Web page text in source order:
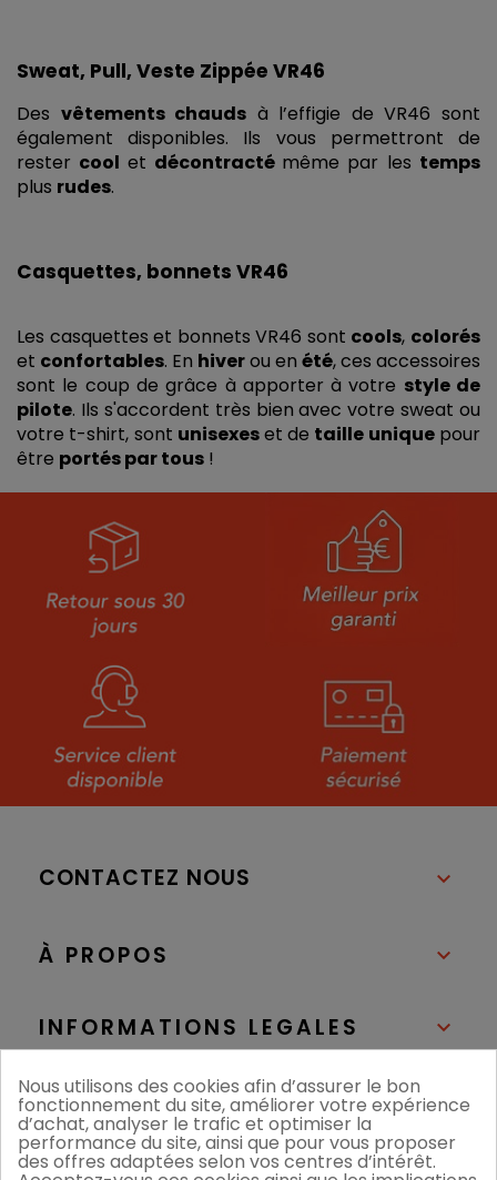
Sweat, Pull, Veste Zippée VR46
Des vêtements chauds à l’effigie de VR46 sont
également disponibles. Ils vous permettront de
rester cool et décontracté même par les
plus rudes.
Casquettes, bonnets VR46
Les casquettes et bonnets VR46 sont cools,
et confortables. En hiver ou en été, ces accessoires
sont le coup de grâce à apporter à votre style de
pilote. Ils s'accordent très bien avec votre sweat ou
votre t-shirt, sont unisexes et de taille unique pour
être portés par tous !
CONTACTEZ NOUS 
À PROPOS 
INFORMATIONS LEGALES 
NOS BOUTIQUES 
Nous utilisons des cookies afin d’assurer le bon
fonctionnement du site, améliorer votre expérience
d’achat, analyser le trafic et optimiser la
performance du site, ainsi que pour vous proposer
des offres adaptées selon vos centres d’intérêt.